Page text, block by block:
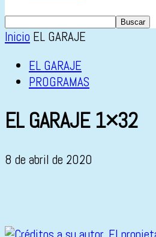
Inicio EL GARAJE
EL GARAJE
PROGRAMAS
EL GARAJE 1×32
8 de abril de 2020